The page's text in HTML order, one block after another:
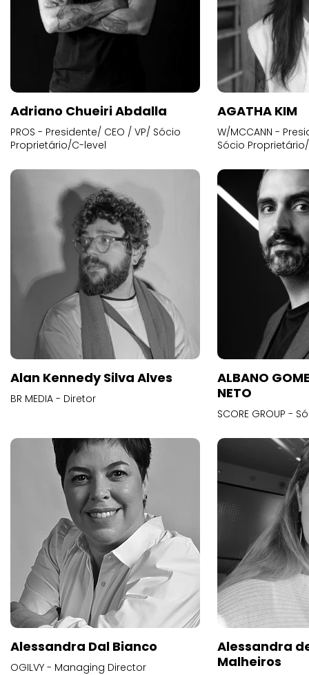
Adriano Chueiri Abdalla
PROS - Presidente/ CEO / VP/ Sócio
Proprietário/C-level
AGATHA KIM
W/MCCANN -
Sócio
Alan Kennedy Silva Alves
BR MEDIA - Diretor
ALBANO
NETO
SCORE GROUP -
Alessandra Dal Bianco
OGILVY - Managing Director
Alessandra
Malheiros